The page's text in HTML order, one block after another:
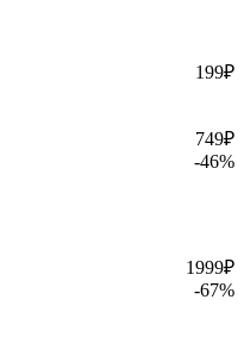
199₽
749₽
-46%
1999₽
-67%